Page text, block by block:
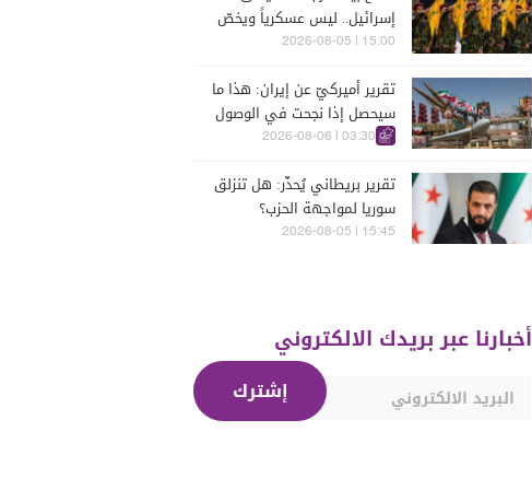
إسرائيل.. ليس عسكرياً ويخصّ
الجنوب
15:00 | 2026-08-05
تقرير أميركيّ عن إيران: هذا ما
سيحصل إذا نجحت في الوصول
إلى هذه الدولة الآسيويّة
03:30 | 2026-08-06
تقرير بريطاني يُحذّر: هل تنزلق
سوريا لمواجهة الحزب؟
15:45 | 2026-08-05
أخبارنا عبر بريدك الالكتروني
إشترك